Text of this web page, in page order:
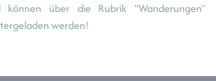
können über die Rubrik "Wanderungen"
werden!